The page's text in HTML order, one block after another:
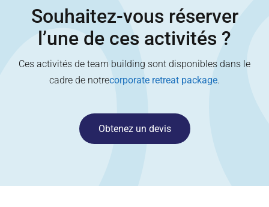
Souhaitez-vous réserver
l’une de ces activités ?
Ces activités de team building sont disponibles dans le
cadre de notrecorporate retreat package.
Obtenez un devis